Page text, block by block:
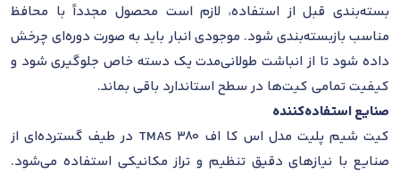
بسته‌بندی قبل از استفاده، لازم است محصول مجدداً با محافظ
مناسب بازبسته‌بندی شود. موجودی انبار باید به صورت دوره‌ای چرخش
داده شود تا از انباشت طولانی‌مدت یک دسته خاص جلوگیری شود و
کیفیت تمامی کیت‌ها در سطح استاندارد باقی بماند.
صنایع استفاده‌کننده
کیت شیم پلیت مدل اس کا اف TMAS 380 در طیف گسترده‌ای از
صنایع با نیازهای دقیق تنظیم و تراز مکانیکی استفاده می‌شود.